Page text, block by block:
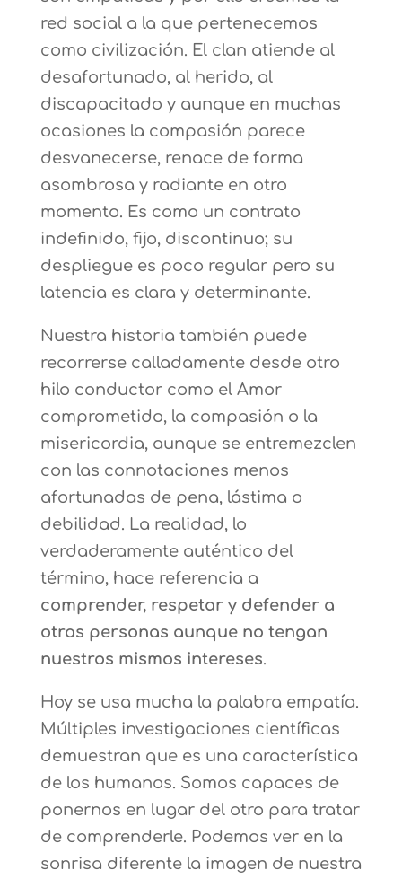
red social a la que pertenecemos
como civilización. El clan atiende al
desafortunado, al herido, al
discapacitado y aunque en muchas
ocasiones la compasión parece
desvanecerse, renace de forma
asombrosa y radiante en otro
momento. Es como un contrato
indefinido, fijo, discontinuo; su
despliegue es poco regular pero su
latencia es clara y determinante.
Nuestra historia también puede
recorrerse calladamente desde otro
hilo conductor como el Amor
comprometido, la compasión o la
misericordia, aunque se entremezclen
con las connotaciones menos
afortunadas de pena, lástima o
debilidad. La realidad, lo
verdaderamente auténtico del
término, hace referencia a
comprender, respetar y defender a
otras personas aunque no tengan
nuestros mismos intereses.
Hoy se usa mucha la palabra empatía.
Múltiples investigaciones científicas
demuestran que es una característica
de los humanos. Somos capaces de
ponernos en lugar del otro para tratar
de comprenderle. Podemos ver en la
sonrisa diferente la imagen de nuestra